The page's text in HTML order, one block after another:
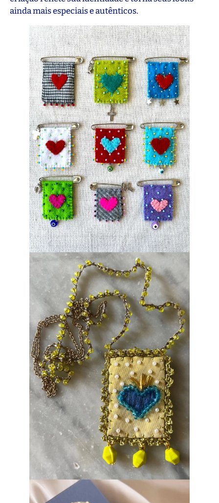
ainda mais especiais e autênticos.